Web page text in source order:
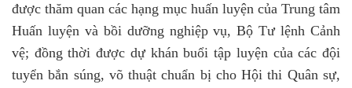
được thăm quan các hạng mục huấn luyện của Trung tâm
Huấn luyện và bồi dưỡng nghiệp vụ, Bộ Tư lệnh Cảnh
vệ; đồng thời được dự khán buổi tập luyện của các đội
tuyển bắn súng, võ thuật chuẩn bị cho Hội thi Quân sự,